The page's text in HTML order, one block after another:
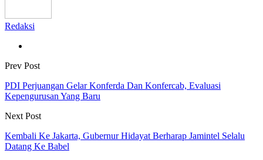
Redaksi
Prev Post
PDI Perjuangan Gelar Konferda Dan Konfercab, Evaluasi
Kepengurusan Yang Baru
Next Post
Kembali Ke Jakarta, Gubernur Hidayat Berharap Jamintel Selalu
Datang Ke Babel